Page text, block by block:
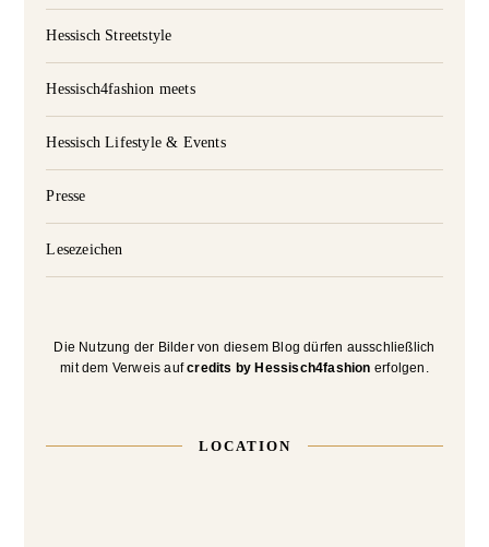
Hessisch Streetstyle
Hessisch4fashion meets
Hessisch Lifestyle & Events
Presse
Lesezeichen
Die Nutzung der Bilder von diesem Blog dürfen ausschließlich
mit dem Verweis aufcredits by Hessisch4fashion erfolgen.
LOCATION